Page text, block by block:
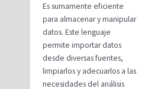
Es sumamente eficiente
para almacenar y manipular
datos. Este lenguaje
permite importar datos
desde diversas fuentes,
limpiarlos y adecuarlos a las
necesidades del análisis